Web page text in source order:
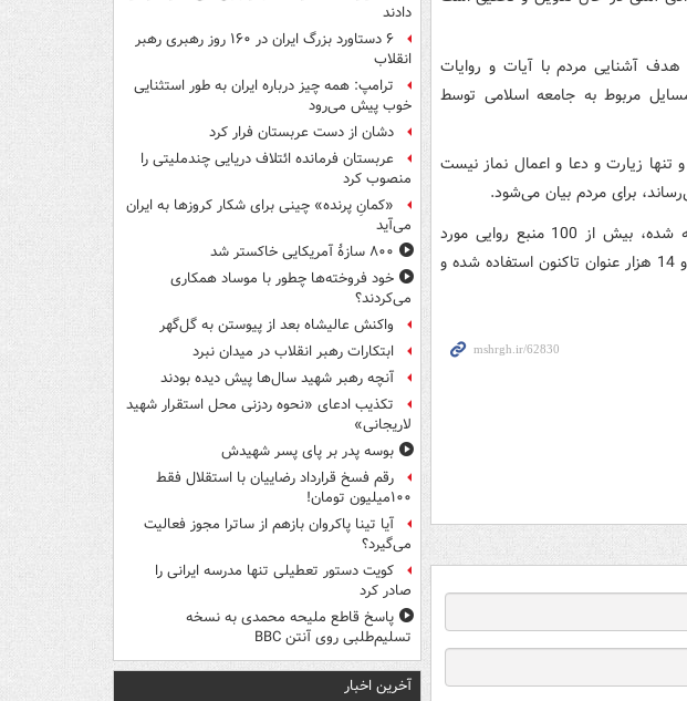
هدف آشنایی مردم با آیات و روایات
مربوط به جامعه اسلامی توسط
تنها زیارت و دعا و اعمال نماز نیست
برای مردم بیان می‌شود.
با توجه به مدخل‌هایی که در این بخش‌ها در نظر گرفته شده، بیش از 100 منبع روایی مورد
استفاده قرار گرفته است. همچنین بیش از 6 هزار حدیث و 14 هزار عنوان تاکنون استفاده شده و
دادند
۶ دستاورد بزرگ ایران در ۱۶۰ روز رهبری رهبر
انقلاب
ترامپ: همه چیز درباره ایران به طور استثنایی
خوب پیش می‌رود
دشان از دست عربستان فرار کرد
عربستان فرمانده ائتلاف دریایی چندملیتی را
منصوب کرد
«کمانِ پرنده» چینی برای شکار کروزها به ایران
می‌آید
۸۰۰ سازۀ آمریکایی خاکستر شد
خود فروخته‌ها چطور با موساد همکاری
می‌کردند؟
واکنش عالیشاه بعد از پیوستن به گل‌گهر
ابتکارات رهبر انقلاب در میدان نبرد
آنچه رهبر شهید سال‌ها پیش دیده بودند
تکذیب ادعای «نحوه ردزنی محل استقرار شهید
لاریجانی»
بوسه‌ پدر بر پای پسر شهیدش
رقم فسخ قرارداد رضاییان با استقلال فقط
۱۰۰میلیون تومان!
آیا تینا پاکروان بازهم از ساترا مجوز فعالیت
می‌گیرد؟
کویت دستور تعطیلی تنها مدرسه ایرانی را
صادر کرد
پاسخ قاطع ملیحه محمدی به نسخه
تسلیم‌طلبی روی آنتن BBC
آخرین اخبار